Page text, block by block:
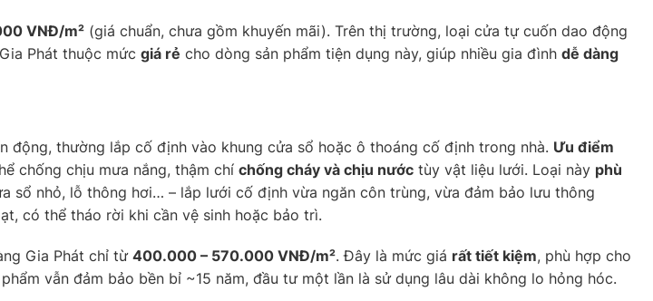
VNĐ/m² (giá chuẩn, chưa gồm khuyến mãi). Trên thị trường, loại cửa tự cuốn dao động
Phát thuộc mức giá rẻ cho dòng sản phẩm tiện dụng này, giúp nhiều gia đình dễ dàng
thường lắp cố định vào khung cửa sổ hoặc ô thoáng cố định trong nhà. Ưu điểm
chống chịu mưa nắng, thậm chí chống cháy và chịu nước tùy vật liệu lưới. Loại này phù
sổ nhỏ, lỗ thông hơi… – lắp lưới cố định vừa ngăn côn trùng, vừa đảm bảo lưu thông
có thể tháo rời khi cần vệ sinh hoặc bảo trì.
Gia Phát chỉ từ 400.000 – 570.000 VNĐ/m². Đây là mức giá rất tiết kiệm, phù hợp cho
vẫn đảm bảo bền bỉ ~15 năm, đầu tư một lần là sử dụng lâu dài không lo hỏng hóc.